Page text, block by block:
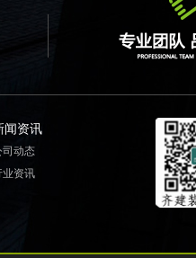
闻资讯
司动态
业资讯